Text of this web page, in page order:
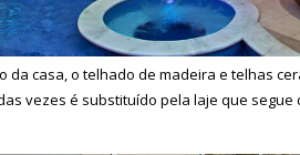
da casa, o telhado de madeira e telhas
vezes é substituído pela laje que segue